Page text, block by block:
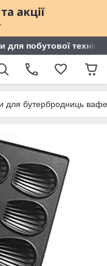
побутової техніки
для бутербродниць